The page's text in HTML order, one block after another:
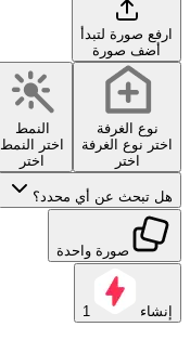
ارفع صورة لتبدأ
أضف صورة
نوع الغرفة
اختر نوع الغرفة
اختر
النمط
اختر النمط
اختر
هل تبحث عن أي محدد؟
صورة واحدة
إنشاء 1